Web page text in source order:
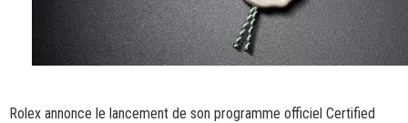
Rolex annonce le lancement de son programme officiel Certified